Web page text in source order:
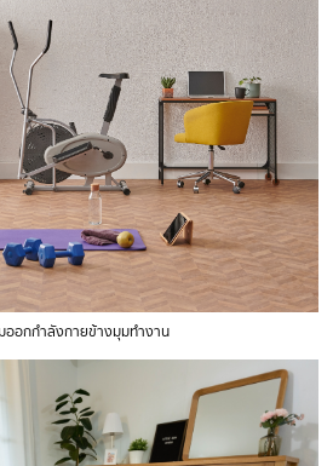
อกกำลังกายข้างมุมทำงาน